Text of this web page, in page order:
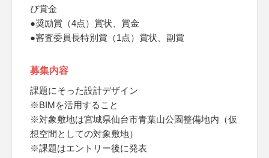
び賞金
●奨励賞（4点）賞状、賞金
●審査委員長特別賞（1点）賞状、副賞
募集内容
課題にそった設計デザイン
※BIMを活用すること
※対象敷地は宮城県仙台市青葉山公園整備地内（仮
想空間としての対象敷地）
※課題はエントリー後に発表